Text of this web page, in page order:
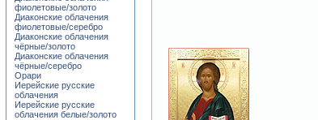
фиолетовые/золото
Диаконские облачения
фиолетовые/серебро
Диаконские облачения
чёрные/золото
Диаконские облачения
чёрные/серебро
Орари
Иерейские русские
облачения
Иерейские русские
облачения белые/золото